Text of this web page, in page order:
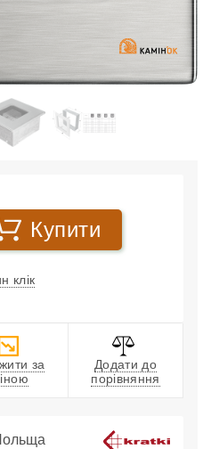
Купити
клік
за
Додати до
порівняння